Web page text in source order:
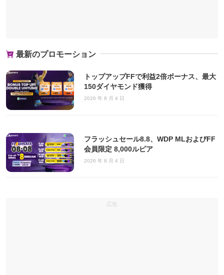
最新のプロモーション
トップアップFFで利益2倍ボーナス、最大
150ダイヤモンド獲得
2026 年 8 月 4 日
フラッシュセール8.8、WDP MLおよびFF
会員限定 8,000ルピア
2026 年 8 月 4 日
広告